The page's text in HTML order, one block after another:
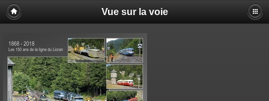
Vue sur la voie